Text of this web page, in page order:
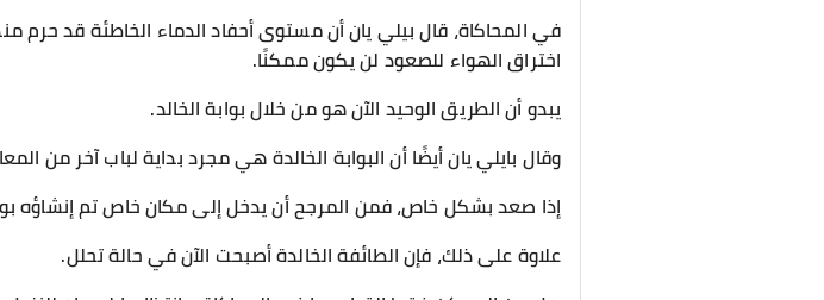
في المحاكاة، قال بيلي يان أن مستوى أحفاد الدماء الخاطئة قد حرم
اختراق الهواء للصعود لن يكون ممكنًا.
يبدو أن الطريق الوحيد الآن هو من خلال بوابة الخالد.
وقال بايلي يان أيضًا أن البوابة الخالدة هي مجرد بداية لباب آخر من
إذا صعد بشكل خاص، فمن المرجح أن يدخل إلى مكان خاص تم إنشاؤه
علاوة على ذلك، فإن الطائفة الخالدة أصبحت الآن في حالة تحلل.